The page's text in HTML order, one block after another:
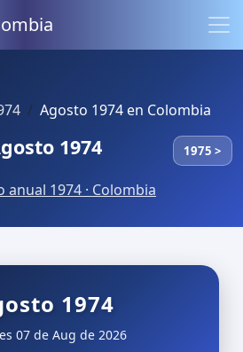
Agosto 1974 en Colombia
1974 1975 >
anual 1974 · Colombia
1974
07 de Aug de 2026